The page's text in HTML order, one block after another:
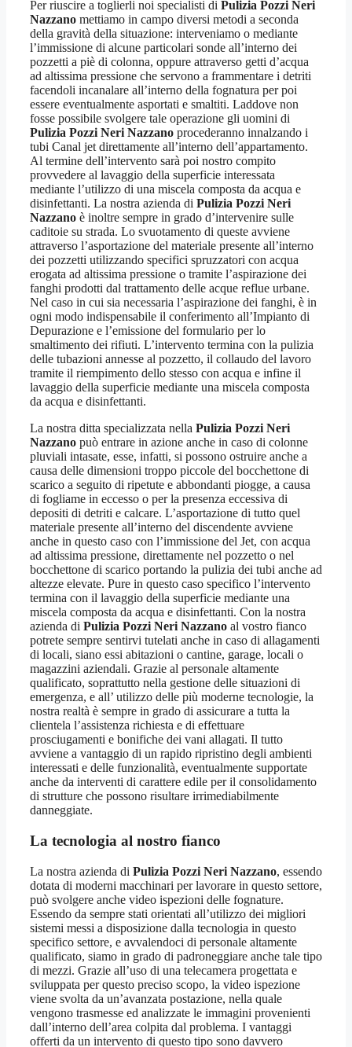
Per riuscire a toglierli noi specialisti di Pulizia Pozzi Neri
Nazzano mettiamo in campo diversi metodi a seconda
della gravità della situazione: interveniamo o mediante
l’immissione di alcune particolari sonde all’interno dei
pozzetti a piè di colonna, oppure attraverso getti d’acqua
ad altissima pressione che servono a frammentare i detriti
facendoli incanalare all’interno della fognatura per poi
essere eventualmente asportati e smaltiti. Laddove non
fosse possibile svolgere tale operazione gli uomini di
Pulizia Pozzi Neri Nazzano procederanno innalzando i
tubi Canal jet direttamente all’interno dell’appartamento.
Al termine dell’intervento sarà poi nostro compito
provvedere al lavaggio della superficie interessata
mediante l’utilizzo di una miscela composta da acqua e
disinfettanti. La nostra azienda di Pulizia Pozzi Neri
Nazzano è inoltre sempre in grado d’intervenire sulle
caditoie su strada. Lo svuotamento di queste avviene
attraverso l’asportazione del materiale presente all’interno
dei pozzetti utilizzando specifici spruzzatori con acqua
erogata ad altissima pressione o tramite l’aspirazione dei
fanghi prodotti dal trattamento delle acque reflue urbane.
Nel caso in cui sia necessaria l’aspirazione dei fanghi, è in
ogni modo indispensabile il conferimento all’Impianto di
Depurazione e l’emissione del formulario per lo
smaltimento dei rifiuti. L’intervento termina con la pulizia
delle tubazioni annesse al pozzetto, il collaudo del lavoro
tramite il riempimento dello stesso con acqua e infine il
lavaggio della superficie mediante una miscela composta
da acqua e disinfettanti.
La nostra ditta specializzata nella Pulizia Pozzi Neri
Nazzano può entrare in azione anche in caso di colonne
pluviali intasate, esse, infatti, si possono ostruire anche a
causa delle dimensioni troppo piccole del bocchettone di
scarico a seguito di ripetute e abbondanti piogge, a causa
di fogliame in eccesso o per la presenza eccessiva di
depositi di detriti e calcare. L’asportazione di tutto quel
materiale presente all’interno del discendente avviene
anche in questo caso con l’immissione del Jet, con acqua
ad altissima pressione, direttamente nel pozzetto o nel
bocchettone di scarico portando la pulizia dei tubi anche ad
altezze elevate. Pure in questo caso specifico l’intervento
termina con il lavaggio della superficie mediante una
miscela composta da acqua e disinfettanti. Con la nostra
azienda di Pulizia Pozzi Neri Nazzano al vostro fianco
potrete sempre sentirvi tutelati anche in caso di allagamenti
di locali, siano essi abitazioni o cantine, garage, locali o
magazzini aziendali. Grazie al personale altamente
qualificato, soprattutto nella gestione delle situazioni di
emergenza, e all’ utilizzo delle più moderne tecnologie, la
nostra realtà è sempre in grado di assicurare a tutta la
clientela l’assistenza richiesta e di effettuare
prosciugamenti e bonifiche dei vani allagati. Il tutto
avviene a vantaggio di un rapido ripristino degli ambienti
interessati e delle funzionalità, eventualmente supportate
anche da interventi di carattere edile per il consolidamento
di strutture che possono risultare irrimediabilmente
danneggiate.
La tecnologia al nostro fianco
La nostra azienda di Pulizia Pozzi Neri Nazzano, essendo
dotata di moderni macchinari per lavorare in questo settore,
può svolgere anche video ispezioni delle fognature.
Essendo da sempre stati orientati all’utilizzo dei migliori
sistemi messi a disposizione dalla tecnologia in questo
specifico settore, e avvalendoci di personale altamente
qualificato, siamo in grado di padroneggiare anche tale tipo
di mezzi. Grazie all’uso di una telecamera progettata e
sviluppata per questo preciso scopo, la video ispezione
viene svolta da un’avanzata postazione, nella quale
vengono trasmesse ed analizzate le immagini provenienti
dall’interno dell’area colpita dal problema. I vantaggi
offerti da un intervento di questo tipo sono davvero